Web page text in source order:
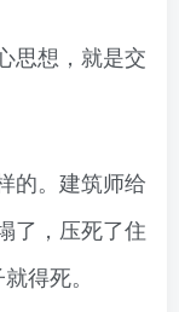
思想，就是交
的。建筑师给
了，压死了住
得死。